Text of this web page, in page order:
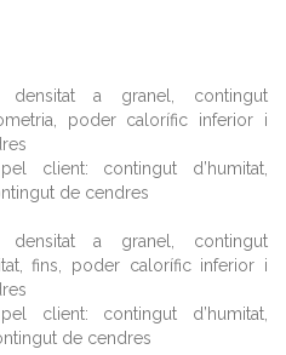
densitat a granel, contingut
poder calorífic inferior i
client: contingut d’humitat,
de cendres
densitat a granel, contingut
fins, poder calorífic inferior i
client: contingut d’humitat,
de cendres